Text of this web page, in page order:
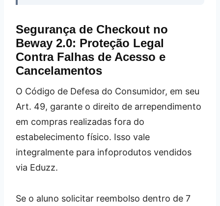
Segurança de Checkout no
Beway 2.0: Proteção Legal
Contra Falhas de Acesso e
Cancelamentos
O Código de Defesa do Consumidor, em seu
Art. 49, garante o direito de arrependimento
em compras realizadas fora do
estabelecimento físico. Isso vale
integralmente para infoprodutos vendidos
via Eduzz.
Se o aluno solicitar reembolso dentro de 7